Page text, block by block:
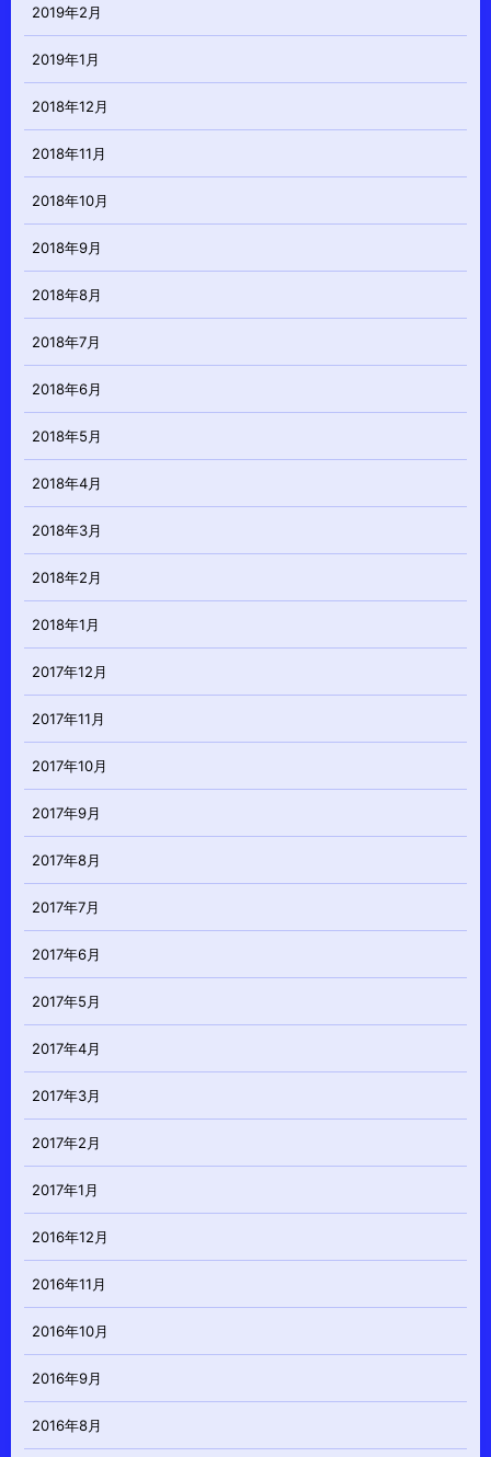
2019年2月
2019年1月
2018年12月
2018年11月
2018年10月
2018年9月
2018年8月
2018年7月
2018年6月
2018年5月
2018年4月
2018年3月
2018年2月
2018年1月
2017年12月
2017年11月
2017年10月
2017年9月
2017年8月
2017年7月
2017年6月
2017年5月
2017年4月
2017年3月
2017年2月
2017年1月
2016年12月
2016年11月
2016年10月
2016年9月
2016年8月